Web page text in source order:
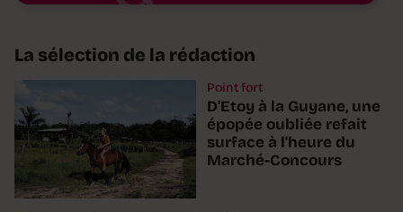
La sélection de la rédaction
Point fort
D'Etoy à la Guyane, une
épopée oubliée refait
surface à l'heure du
Marché-Concours